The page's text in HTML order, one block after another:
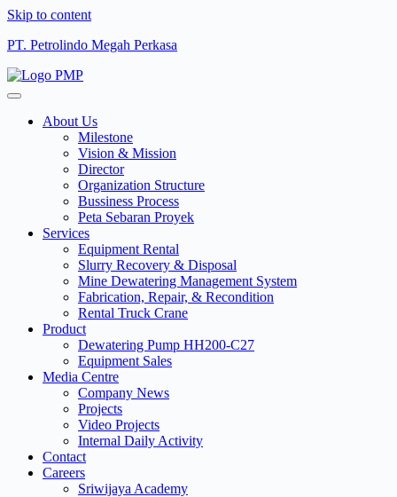
Skip to content
PT. Petrolindo Megah Perkasa
About Us
Milestone
Vision & Mission
Director
Organization Structure
Bussiness Process
Peta Sebaran Proyek
Services
Equipment Rental
Slurry Recovery & Disposal
Mine Dewatering Management System
Fabrication, Repair, & Recondition
Rental Truck Crane
Product
Dewatering Pump HH200-C27
Equipment Sales
Media Centre
Company News
Projects
Video Projects
Internal Daily Activity
Contact
Careers
Sriwijaya Academy